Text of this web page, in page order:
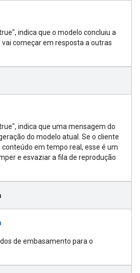
indica que o modelo concluiu a
vai começar em resposta a outras
indica que uma mensagem do
do modelo atual. Se o cliente
em tempo real, esse é um
e esvaziar a fila de reprodução
de embasamento para o